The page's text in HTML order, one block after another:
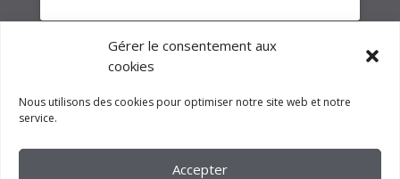
Gérer le consentement aux
cookies
Nous utilisons des cookies pour optimiser notre site web et notre
service.
Accepter